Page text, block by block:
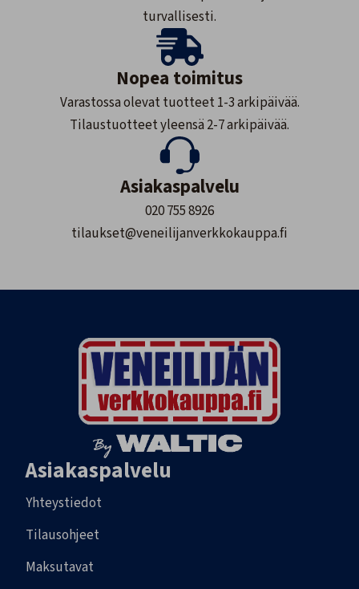
turvallisesti.
Nopea toimitus
Varastossa olevat tuotteet 1-3 arkipäivää.
Tilaustuotteet yleensä 2-7 arkipäivää.
Asiakaspalvelu
020 755 8926
tilaukset@veneilijanverkkokauppa.fi
Asiakaspalvelu
Yhteystiedot
Tilausohjeet
Maksutavat